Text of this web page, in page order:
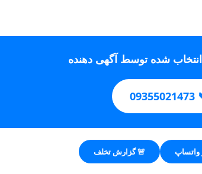
انتخاب شده توسط آگهی دهنده
📞
واتساپ 🚨 گزارش تخلف